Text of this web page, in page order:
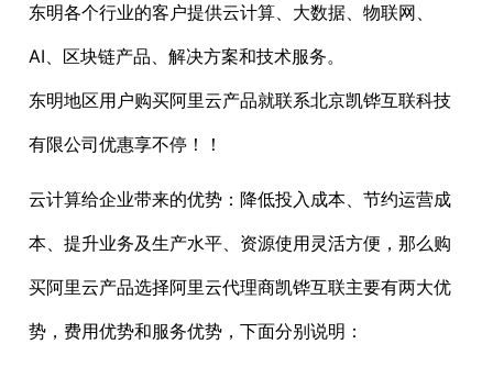
东明各个行业的客户提供云计算、大数据、物联网、
AI、区块链产品、解决方案和技术服务。
东明地区用户购买阿里云产品就联系北京凯铧互联科技
有限公司优惠享不停！！
云计算给企业带来的优势：降低投入成本、节约运营成
本、提升业务及生产水平、资源使用灵活方便，那么购
买阿里云产品选择阿里云代理商凯铧互联主要有两大优
势，费用优势和服务优势，下面分别说明：